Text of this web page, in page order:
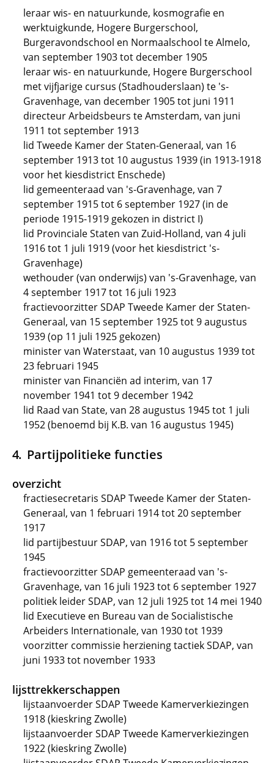
leraar wis- en natuurkunde, kosmografie en
werktuigkunde, Hogere Burgerschool,
Burgeravondschool en Normaalschool te Almelo,
van september 1903 tot december 1905
leraar wis- en natuurkunde, Hogere Burgerschool
met vijfjarige cursus (Stadhouderslaan) te 's-
Gravenhage, van december 1905 tot juni 1911
directeur Arbeidsbeurs te Amsterdam, van juni
1911 tot september 1913
lid Tweede Kamer der Staten-Generaal, van 16
september 1913 tot 10 augustus 1939 (in 1913-1918
voor het kiesdistrict Enschede)
lid gemeenteraad van 's-Gravenhage, van 7
september 1915 tot 6 september 1927 (in de
periode 1915-1919 gekozen in district I)
lid Provinciale Staten van Zuid-Holland, van 4 juli
1916 tot 1 juli 1919 (voor het kiesdistrict 's-
Gravenhage)
wethouder (van onderwijs) van 's-Gravenhage, van
4 september 1917 tot 16 juli 1923
fractievoorzitter SDAP Tweede Kamer der Staten-
Generaal, van 15 september 1925 tot 9 augustus
1939 (op 11 juli 1925 gekozen)
minister van Waterstaat, van 10 augustus 1939 tot
23 februari 1945
minister van Financiën ad interim, van 17
november 1941 tot 9 december 1942
lid Raad van State, van 28 augustus 1945 tot 1 juli
1952 (benoemd bij K.B. van 16 augustus 1945)
Partijpolitieke functies
overzicht
fractiesecretaris SDAP Tweede Kamer der Staten-
Generaal, van 1 februari 1914 tot 20 september
1917
lid partijbestuur SDAP, van 1916 tot 5 september
1945
fractievoorzitter SDAP gemeenteraad van 's-
Gravenhage, van 16 juli 1923 tot 6 september 1927
politiek leider SDAP, van 12 juli 1925 tot 14 mei 1940
lid Executieve en Bureau van de Socialistische
Arbeiders Internationale, van 1930 tot 1939
voorzitter commissie herziening tactiek SDAP, van
juni 1933 tot november 1933
lijsttrekkerschappen
lijstaanvoerder SDAP Tweede Kamerverkiezingen
1918 (kieskring Zwolle)
lijstaanvoerder SDAP Tweede Kamerverkiezingen
1922 (kieskring Zwolle)